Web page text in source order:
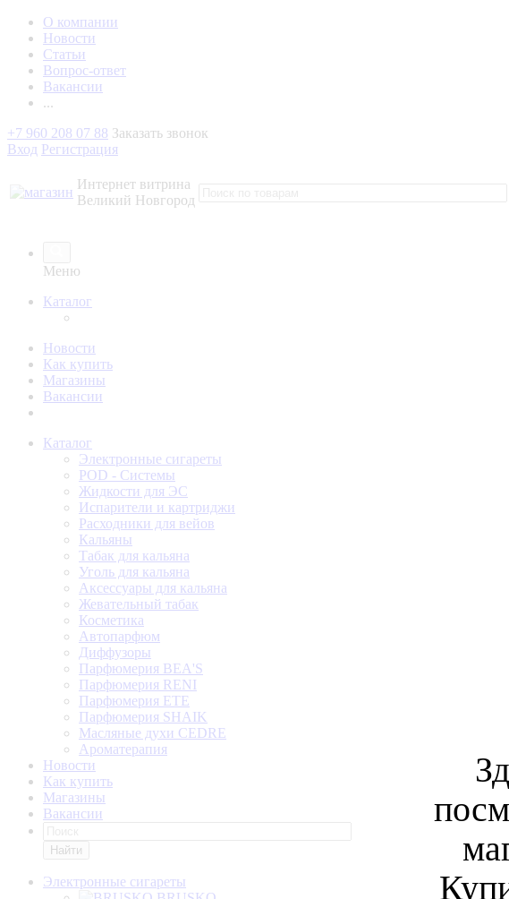
О компании
Новости
Статьи
Вопрос-ответ
Вакансии
...
+7 960 208 07 88 Заказать звонок
Вход Регистрация
Интернет витрина
Великий Новгород
Меню
Каталог
Новости
Как купить
Магазины
Вакансии
Каталог
Электронные сигареты
POD - Системы
Жидкости для ЭС
Испарители и картриджи
Расходники для вейов
Кальяны
Табак для кальяна
Уголь для кальяна
Аксессуары для кальяна
Жевательный табак
Косметика
Автопарфюм
Диффузоры
Парфюмерия BEA'S
Парфюмерия RENI
Парфюмерия ETE
Парфюмерия SHAIK
Масляные духи CEDRE
Ароматерапия
Новости
Как купить
Магазины
Вакансии
Найти
Электронные сигареты